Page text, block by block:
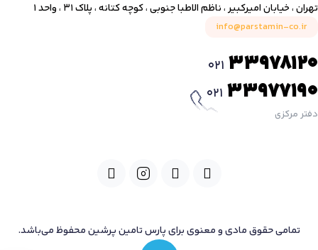
تهران ، خیابان امیرکبیر ، ناظم الاطبا جنوبی ، کوچه کتانه ، پلاک ۳۱ ، واحد ۱
info@parstamin-co.ir
021 33978120
021 33977190
دفتر مرکزی
تمامی حقوق مادی و معنوی برای پارس تامین پرشین محفوظ می‌باشد.